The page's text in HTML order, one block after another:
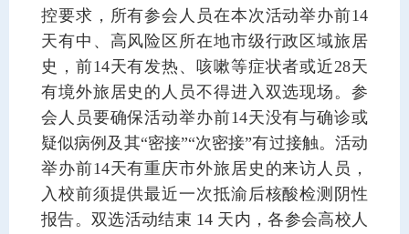
控要求，所有参会人员在本次活动举办前14
天有中、高风险区所在地市级行政区域旅居
史，前14天有发热、咳嗽等症状者或近28天
有境外旅居史的人员不得进入双选现场。参
会人员要确保活动举办前14天没有与确诊或
疑似病例及其“密接”“次密接”有过接触。活动
举办前14天有重庆市外旅居史的来访人员，
入校前须提供最近一次抵渝后核酸检测阴性
报告。双选活动结束 14 天内，各参会高校人